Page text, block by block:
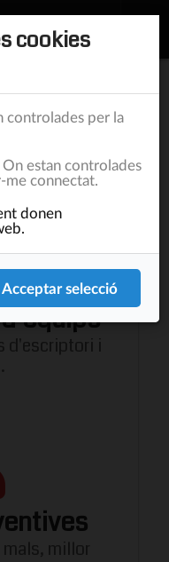
d'escriptori i
cookies
controlades per la
On estan controlades
me connectat.
donen